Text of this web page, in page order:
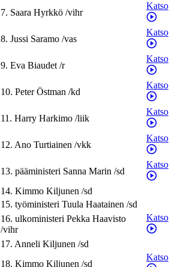
7. Saara Hyrkkö /vihr
Katso
8. Jussi Saramo /vas
Katso
9. Eva Biaudet/r
Katso
10. Peter Östman /kd
Katso
11. Harry Harkimo /liik
Katso
12. Ano Turtiainen /vkk
Katso
13. pääministeri Sanna Marin /sd
Katso
14. Kimmo Kiljunen /sd
15. työministeri Tuula Haatainen /sd
16. ulkoministeri Pekka Haavisto
/vihr
Katso
17. Anneli Kiljunen /sd
18. Kimmo Kiljunen /sd
Katso